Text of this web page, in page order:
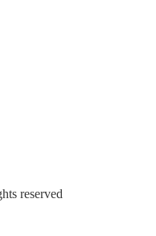
reserved